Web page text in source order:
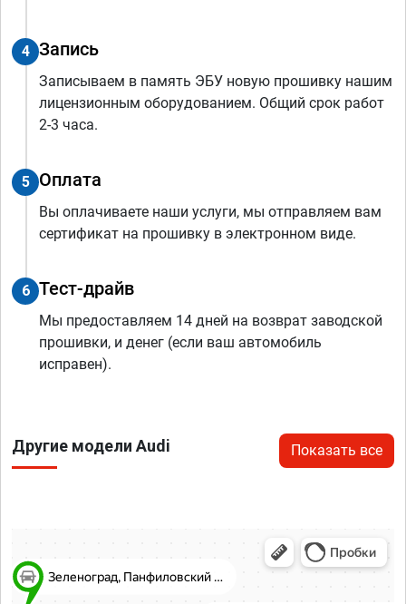
4 Запись
Записываем в память ЭБУ новую прошивку нашим
лицензионным оборудованием. Общий срок работ
2-3 часа.
5 Оплата
Вы оплачиваете наши услуги, мы отправляем вам
сертификат на прошивку в электронном виде.
6 Тест-драйв
Мы предоставляем 14 дней на возврат заводской
прошивки, и денег (если ваш автомобиль
исправен).
Другие модели Audi Показать все